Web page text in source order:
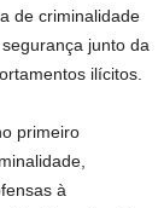
de criminalidade
junto da
ilícitos.
primeiro
à